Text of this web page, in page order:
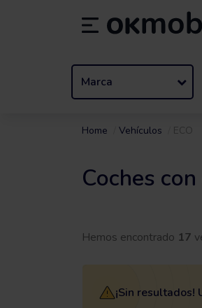
Marca
Español (ES)
Home Vehículos ECO
Coches
Hemos encontrado 17
¡Sin